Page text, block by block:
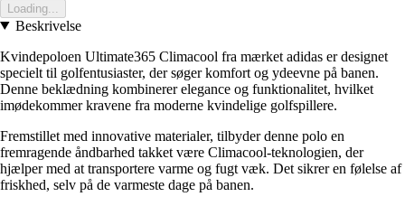
Loading...
Beskrivelse
Kvindepoloen Ultimate365 Climacool fra mærket adidas er designet
specielt til golfentusiaster, der søger komfort og ydeevne på banen.
Denne beklædning kombinerer elegance og funktionalitet, hvilket
imødekommer kravene fra moderne kvindelige golfspillere.
Fremstillet med innovative materialer, tilbyder denne polo en
fremragende åndbarhed takket være Climacool-teknologien, der
hjælper med at transportere varme og fugt væk. Det sikrer en følelse af
friskhed, selv på de varmeste dage på banen.